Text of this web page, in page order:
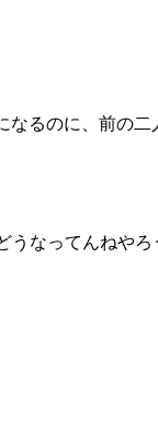
るのに、前の二
なってんねや